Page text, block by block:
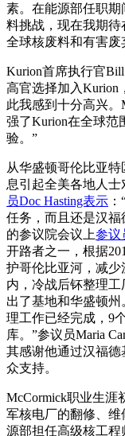
素。在能源部任职
料挑战，现在我期
全球核废料和有害废
Kurion首席执行官
高官选择加入Kurion
此我感到十分高兴
强了Kurion在全球范
验。”
从华盛顿哥伦比亚
息引起全美各地人士
员Doc Hasting表示
任务，而且还是汉福
的参议院会议上参议
开路者之一，根据
护哥伦比亚河，减
内，冷战后钚整理
出了基地和华盛顿
理工作已经完成，9
库。”参议员Maria
其感谢他通过汉福
众支持。
McCormick职业生涯
军核电厂的翻修、维
源部担任高级核工程